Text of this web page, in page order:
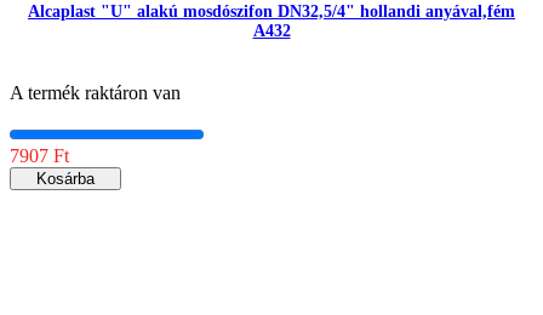
Alcaplast "U" alakú mosdószifon DN32,5/4" hollandi anyával,fém
A432
A termék raktáron van
7907 Ft
Kosárba